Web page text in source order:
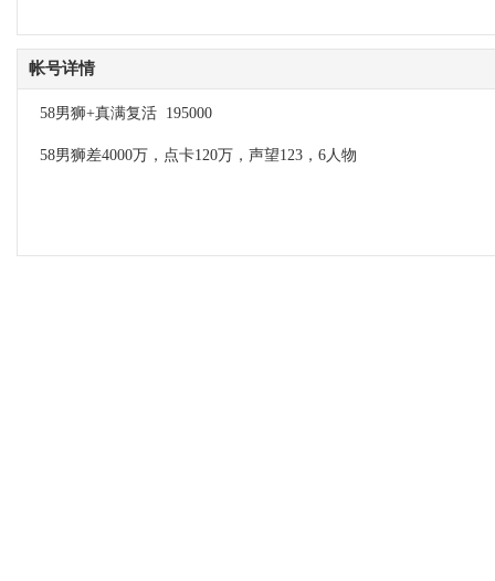
帐号详情
58男狮+真满复活 195000
58男狮差4000万，点卡120万，声望123，6人物